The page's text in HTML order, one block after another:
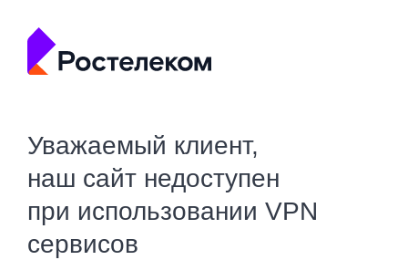
Уважаемый клиент,
наш сайт недоступен
при использовании VPN
сервисов